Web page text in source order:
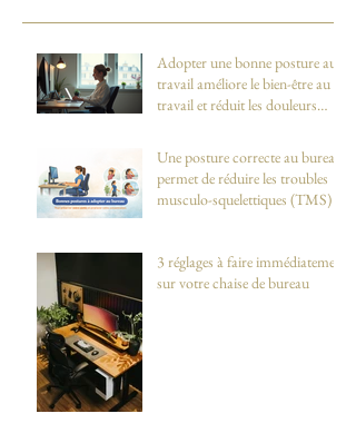
Adopter une bonne posture au
travail améliore le bien-être au
travail et réduit les douleurs
Une posture correcte au bureau
permet de réduire les troubles
musculo-squelettiques (TMS)
3 réglages à faire immédiatement
sur votre chaise de bureau